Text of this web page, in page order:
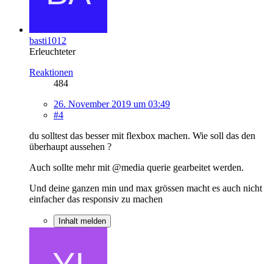
basti1012
Erleuchteter
Reaktionen
484
26. November 2019 um 03:49
#4
du solltest das besser mit flexbox machen. Wie soll das den
überhaupt aussehen ?
Auch sollte mehr mit @media querie gearbeitet werden.
Und deine ganzen min und max grössen macht es auch nicht
einfacher das responsiv zu machen
Inhalt melden